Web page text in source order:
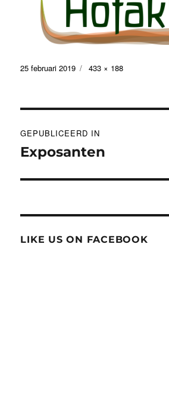
Geplaatst
25 februari 2019
Volledige
433 × 188
navigatie
GEPUBLICEERD IN
Exposanten
LIKE US ON FACEBOOK